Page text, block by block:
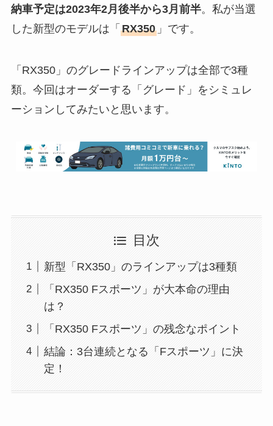
納車予定は2023年2月後半から3月前半。私が当選
した新型のモデルは「 RX350」です。
「RX350」のグレードラインアップは全部で3種
類。今回はオーダーする「グレード」をシミュレ
ーションしてみたいと思います。
目次
新型「RX350」のラインアップは3種類
「RX350 Fスポーツ」が大本命の理由
は？
「RX350 Fスポーツ」の残念なポイント
結論：3台連続となる「Fスポーツ」に決
定！